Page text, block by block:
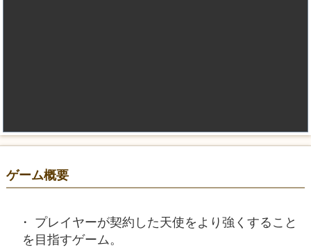
ゲーム概要
プレイヤーが契約した天使をより強くすること
を目指すゲーム。